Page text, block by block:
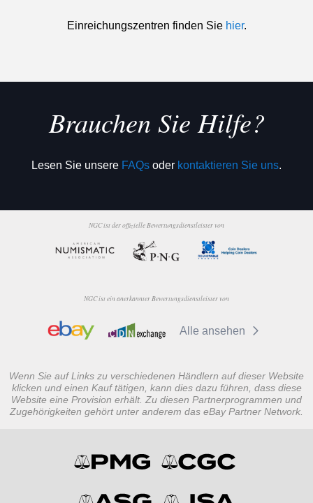
Einreichungszentren finden Sie hier.
Brauchen Sie Hilfe?
Lesen Sie unsere FAQs oder kontaktieren Sie uns.
NGC ist der offizielle Bewertungsdienstleister von
NGC ist ein anerkannter Bewertungsdienstleister von
Alle ansehen
Wenn Sie auf Links zu verschiedenen Händlern auf dieser Website
klicken und einen Kauf tätigen, kann dies dazu führen, dass diese
Website eine Provision erhält. Zu diesen Partnerprogrammen und
Zugehörigkeiten gehört unter anderem das eBay Partner Network.